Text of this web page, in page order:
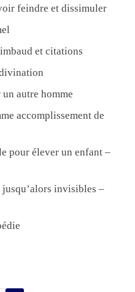
feindre et dissimuler
et citations
autre homme
accomplissement de
pour élever un enfant –
jusqu’alors invisibles –